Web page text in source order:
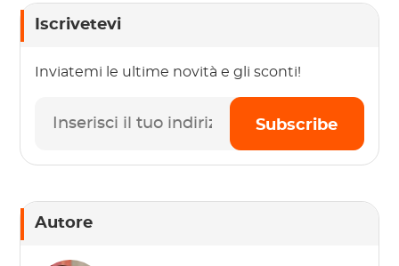
Iscrivetevi
Inviatemi le ultime novità e gli sconti!
Subscribe
Autore